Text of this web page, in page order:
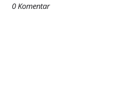
0 Komentar